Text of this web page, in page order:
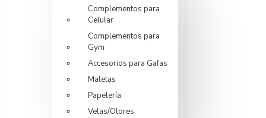
Complementos para
Celular
Complementos para
Gym
Accesorios para Gafas
Maletas
Papelería
Velas/Olores